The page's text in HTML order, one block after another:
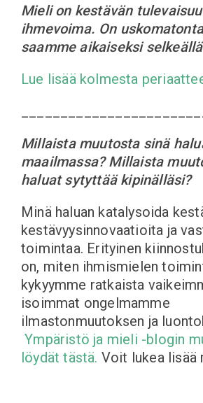
Mieli on kestävän
ihmevoima. On
saamme aikaiseksi
Lue lisää kolmesta
Millaista muutosta sinä
maailmassa? Millaista
haluat sytyttää kipinälläsi?
Minä haluan katalysoida
kestävyysinnovaatioita ja
toimintaa. Erityinen
on, miten ihmismielen
kykyymme ratkaista
isoimmat ongelmamme
ilmastonmuutoksen ja
Ympäristö ja mieli -blogin
löydät tästä. Voit lukea lisää